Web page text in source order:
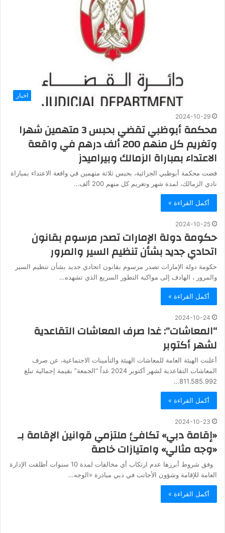
اخبار
2024-10-29
محكمة أبوظبي تقضي بحبس 3 متهمين شهرا
وتغريم كل منهم 200 ألف درهم في واقعة
الاعتداء بمباراة الزمالك وبيراميدز
قضت محكمة أبوظبي الجزائية، بحبس ثلاثة متهمين في واقعة الاعتداء بمباراة
نادي الزمالك، لمدة شهر وتغريم كل منهم 200 ألف…
أكمل القراءة »
2024-10-25
حكومة دولة الإمارات تصدر مرسوم بقانون
اتحادي جديد بشأن تنظيم السير والمرور
حكومة دولة الإمارات تصدر مرسوم بقانون اتحادي جديد بشأن تنظيم السير
والمرور ، الهادف إلى مواكبة التطور السريع الذي تشهده…
أكمل القراءة »
2024-10-24
“المعاشات”: غدا صرف المعاشات التقاعدية
لشهر أكتوبر
أعلنت الهيئة العامة للمعاشات الهيئة والتأمينات الاجتماعية، عن صرف
المعاشات التقاعدية لشهر أكتوبر 2024 غداً “الجمعة” بقيمة إجمالية تبلغ
811.585.992…
أكمل القراءة »
2024-10-23
«إقامة دبي» تكافئ ملتزمي قوانين الإقامة بـ
«وجه مثالي» وامتيازات خاصة
وفق شروط أبرزها عدم ارتكاب أي مخالفات لمدة 10 سنوات أطلقت الإدارة
العامة للإقامة وشؤون الأجانب في دبي مبادرة «الوجه…
أكمل القراءة »